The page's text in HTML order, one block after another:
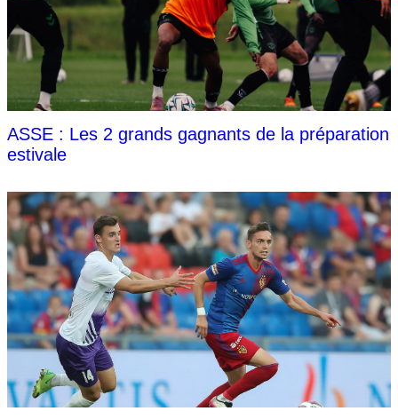
ASSE : Les 2 grands gagnants de la préparation
estivale